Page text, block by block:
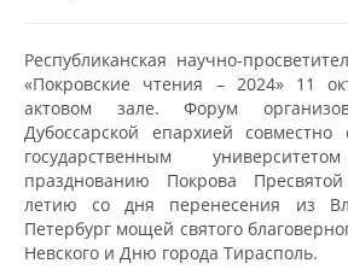
Республиканская научно-
«Покровские чтения – 2024» 11
актовом зале. Форум
Дубоссарской епархией совместно
государственным
празднованию Покрова
летию со дня перенесения из
Петербург мощей святого
Невского и Дню города Тирасполь.